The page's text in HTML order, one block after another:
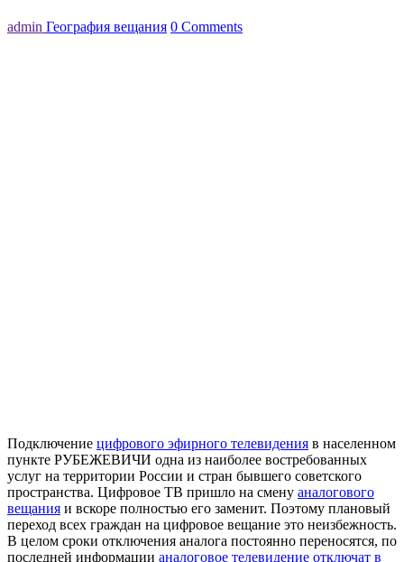
admin География вещания 0 Comments
Подключение цифрового эфирного телевидения в населенном
пункте РУБЕЖЕВИЧИ одна из наиболее востребованных
услуг на территории России и стран бывшего советского
пространства. Цифровое ТВ пришло на смену аналогового
вещания и вскоре полностью его заменит. Поэтому плановый
переход всех граждан на цифровое вещание это неизбежность.
В целом сроки отключения аналога постоянно переносятся, по
последней информации аналоговое телевидение отключат в